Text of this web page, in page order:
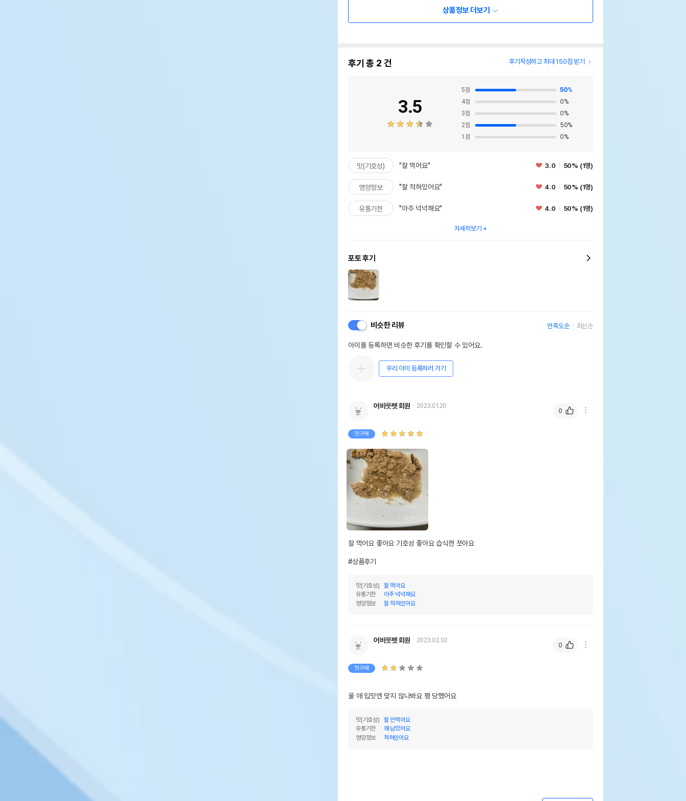
조단백질
조섬유질
조회분
인 0.01%
오메가3
오메가6
상품정보 더보기
후기 총 2 건 후기작성하고 최대 150점 받기
3.5
5점 50%
4점 0%
3점 0%
2점 50%
1 점 0%
맛(기호성) "잘 먹어요" 3.0 50% (1명)
영양정보 "잘 적혀있어요" 4.0 50% (1명)
유통기한 "아주 넉넉해요" 4.0 50% (1명)
자세히보기
포토 후기
비슷한 리뷰 만족도순 최신순
아이를 등록하면 비슷한 후기를 확인할 수 있어요.
우리 아이 등록하러 가기
어바웃펫 회원 2023.01.20
첫구매
잘 먹어요 좋아요 기호성 좋아요 습식캔 쪼아요
#상품후기
맛(기호성)
잘 먹어요
유통기한
아주 넉넉해요
영양정보
잘 적혀있어요
0
어바웃펫 회원 2023.02.02
첫구매
울 애 입맛엔 맞지 않나봐요 팽 당했어요
맛(기호성)
잘 안먹어요
유통기한
꽤 남았어요
영양정보
적혀있어요
0